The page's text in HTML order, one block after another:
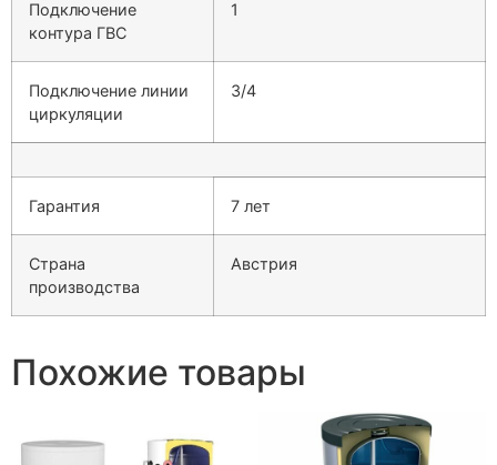
Подключение
контура ГВС
1
Подключение линии
циркуляции
3/4
Гарантия 7 лет
Страна
производства
Австрия
Похожие товары